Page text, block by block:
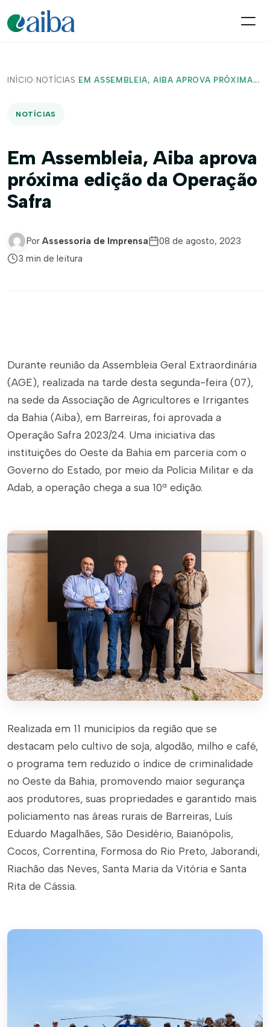
INÍCIO/ NOTÍCIAS / EM ASSEMBLEIA, AIBA APROVA PRÓXIMA...
NOTÍCIAS
Em Assembleia, Aiba aprova
próxima edição da Operação
Safra
Por Assessoria de Imprensa
08 de agosto, 2023
3 min de leitura
Durante reunião da Assembleia Geral Extraordinária
(AGE), realizada na tarde desta segunda-feira (07),
na sede da Associação de Agricultores e Irrigantes
da Bahia (Aiba), em Barreiras, foi aprovada a
Operação Safra 2023/24. Uma iniciativa das
instituições do Oeste da Bahia em parceria com o
Governo do Estado, por meio da Polícia Militar e da
Adab, a operação chega a sua 10ª edição.
Realizada em 11 municípios da região que se
destacam pelo cultivo de soja, algodão, milho e café,
o programa tem reduzido o índice de criminalidade
no Oeste da Bahia, promovendo maior segurança
aos produtores, suas propriedades e garantido mais
policiamento nas áreas rurais de Barreiras, Luís
Eduardo Magalhães, São Desidério, Baianópolis,
Cocos, Correntina, Formosa do Rio Preto, Jaborandi,
Riachão das Neves, Santa Maria da Vitória e Santa
Rita de Cássia.